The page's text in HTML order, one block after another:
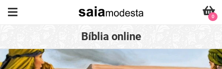
0
Bíblia online